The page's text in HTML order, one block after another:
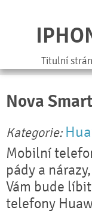
Titulní
Nova Smart
Kategorie:
Mobilní
pády a
Vám bude
telefony